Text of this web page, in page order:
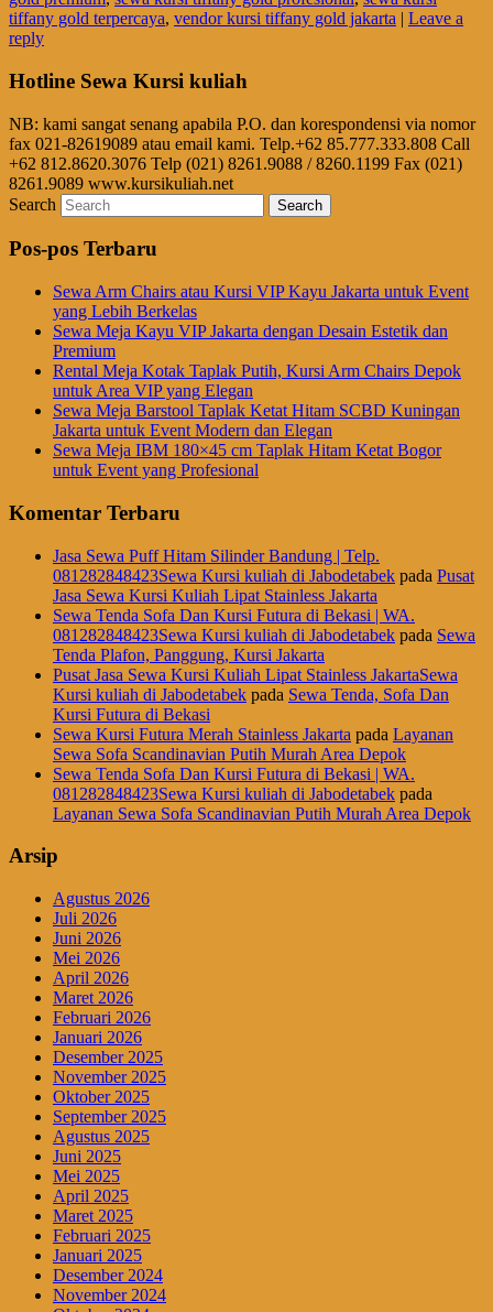
tiffany gold terpercaya, vendor kursi tiffany gold jakarta | Leave a
reply
Hotline Sewa Kursi kuliah
NB: kami sangat senang apabila P.O. dan korespondensi via nomor
fax 021-82619089 atau email kami. Telp.+62 85.777.333.808 Call
+62 812.8620.3076 Telp (021) 8261.9088 / 8260.1199 Fax (021)
8261.9089 www.kursikuliah.net
Search
Pos-pos Terbaru
Sewa Arm Chairs atau Kursi VIP Kayu Jakarta untuk Event
yang Lebih Berkelas
Sewa Meja Kayu VIP Jakarta dengan Desain Estetik dan
Premium
Rental Meja Kotak Taplak Putih, Kursi Arm Chairs Depok
untuk Area VIP yang Elegan
Sewa Meja Barstool Taplak Ketat Hitam SCBD Kuningan
Jakarta untuk Event Modern dan Elegan
Sewa Meja IBM 180×45 cm Taplak Hitam Ketat Bogor
untuk Event yang Profesional
Komentar Terbaru
Jasa Sewa Puff Hitam Silinder Bandung | Telp.
081282848423Sewa Kursi kuliah di Jabodetabek pada Pusat
Jasa Sewa Kursi Kuliah Lipat Stainless Jakarta
Sewa Tenda Sofa Dan Kursi Futura di Bekasi | WA.
081282848423Sewa Kursi kuliah di Jabodetabek pada Sewa
Tenda Plafon, Panggung, Kursi Jakarta
Pusat Jasa Sewa Kursi Kuliah Lipat Stainless JakartaSewa
Kursi kuliah di Jabodetabek pada Sewa Tenda, Sofa Dan
Kursi Futura di Bekasi
Sewa Kursi Futura Merah Stainless Jakarta pada Layanan
Sewa Sofa Scandinavian Putih Murah Area Depok
Sewa Tenda Sofa Dan Kursi Futura di Bekasi | WA.
081282848423Sewa Kursi kuliah di Jabodetabek pada
Layanan Sewa Sofa Scandinavian Putih Murah Area Depok
Arsip
Agustus 2026
Juli 2026
Juni 2026
Mei 2026
April 2026
Maret 2026
Februari 2026
Januari 2026
Desember 2025
November 2025
Oktober 2025
September 2025
Agustus 2025
Juni 2025
Mei 2025
April 2025
Maret 2025
Februari 2025
Januari 2025
Desember 2024
November 2024